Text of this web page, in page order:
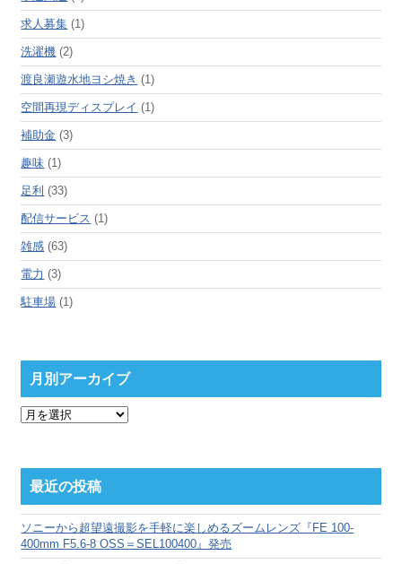
求人募集 (1)
洗濯機 (2)
渡良瀬遊水地ヨシ焼き (1)
空間再現ディスプレイ (1)
補助金 (3)
趣味 (1)
足利 (33)
配信サービス (1)
雑感 (63)
電力 (3)
駐車場 (1)
月別アーカイブ
月
ー
カ
ブ
最近の投稿
ソニーから超望遠撮影を手軽に楽しめるズームレンズ『FE 100-
400mm F5.6-8 OSS＝SEL100400』発売